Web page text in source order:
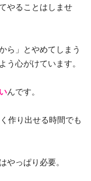
やることはしませ
ら」とやめてしまう
う心がけています。
んです。
作り出せる時間でも
やっぱり必要。